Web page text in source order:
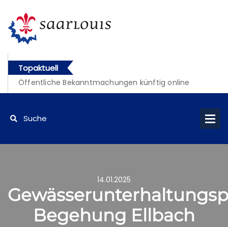
Topaktuell
Öffentliche Bekanntmachungen künftig online
abrufbar
14.01.2025
Begehung Ellbach